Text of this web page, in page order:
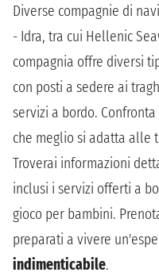
Diverse compagnie di
- Idra, tra cui Hellenic
compagnia offre diversi
con posti a sedere ai
servizi a bordo.
che meglio si adatta alle
Troverai informazioni
inclusi i servizi offerti a
gioco per bambini.
preparati a vivere
indimenticabile.